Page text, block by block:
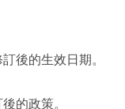
後的生效日期。
的政策。